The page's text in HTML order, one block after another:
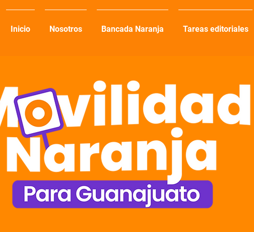
Inicio Nosotros Bancada Naranja Tareas editoriales